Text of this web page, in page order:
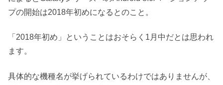
プの開始は2018年初めになるとのこと。
「2018年初め」ということはおそらく1月中だとは思われ
ます。
具体的な機種名が挙げられているわけではありませんが、